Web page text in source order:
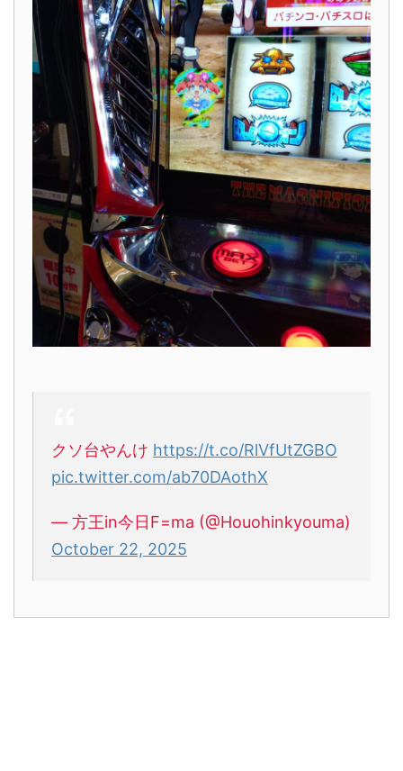
クソ台やんけ https://t.co/RlVfUtZGBO
pic.twitter.com/ab70DAothX
— 方王in今日F=ma (@Houohinkyouma)
October 22, 2025